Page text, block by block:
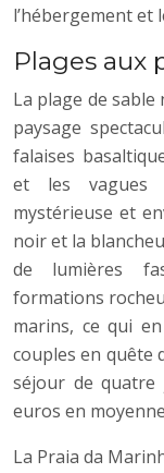
l’hébergement et
Plages aux
La plage de
paysage
falaises
et les vagues
mystérieuse et
noir et la
de lumières
formations
marins, ce qui
couples en quête
séjour de quatre
euros en
La Praia da